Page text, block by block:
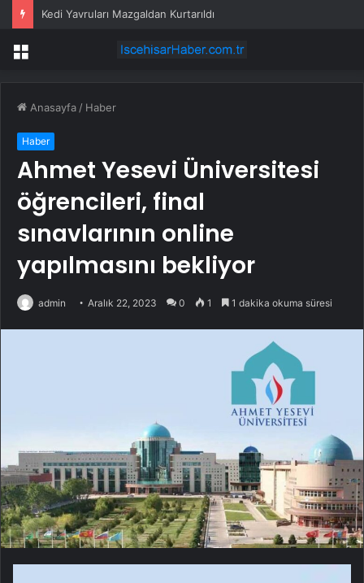
Kedi Yavruları Mazgaldan Kurtarıldı
Menü
Anasayfa / Haber
Haber
Ahmet Yesevi Üniversitesi
öğrencileri, final
sınavlarının online
yapılmasını bekliyor
admin Aralık 22, 2023 0 1 1 dakika okuma süresi